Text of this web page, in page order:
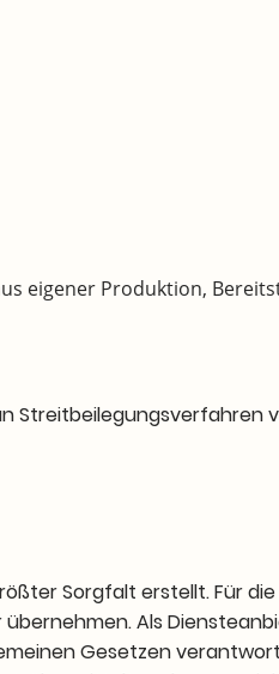
eigener Produktion,
Streitbeilegungsverfahren
Sorgfalt erstellt. Für
Als
Gesetzen